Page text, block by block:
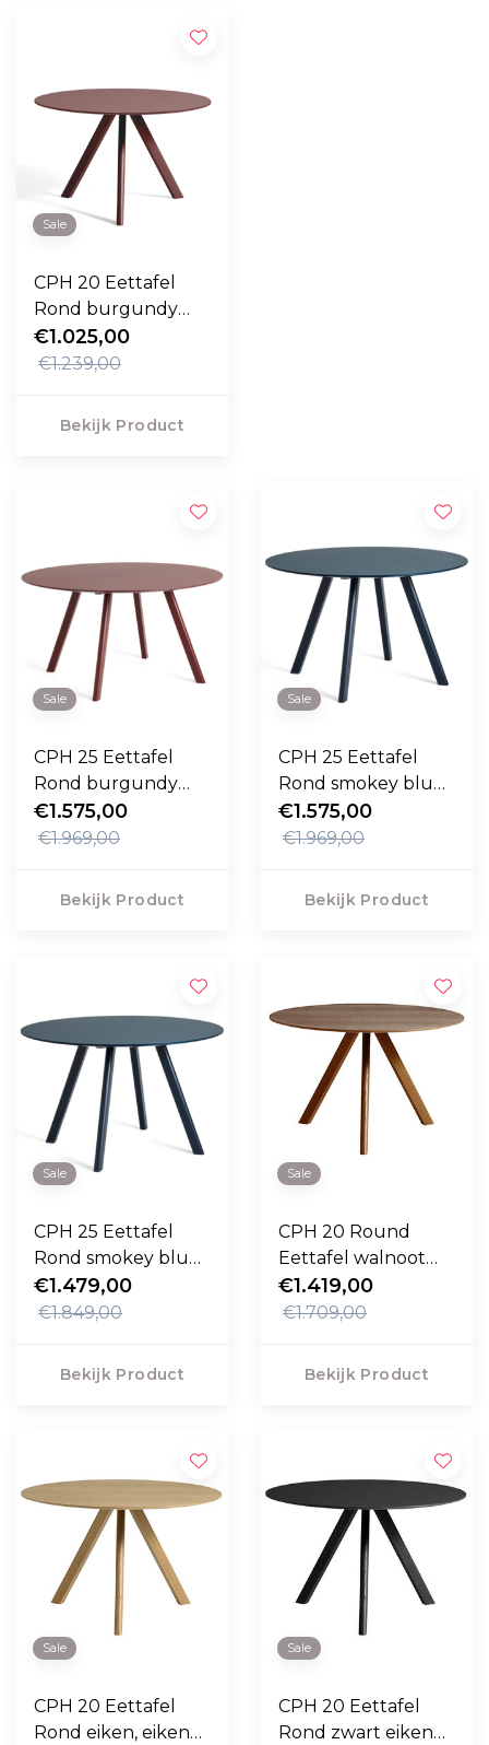
Sale
CPH 20 Eettafel
Rond burgundy
linoleum 120cm
€1.025,00
€1.239,00
Bekijk Product
Sale
CPH 25 Eettafel
Rond burgundy
linoleum 140cm
€1.575,00
€1.969,00
Bekijk Product
Sale
CPH 25 Eettafel
Rond smokey blue
linoleum 140cm
€1.575,00
€1.969,00
Bekijk Product
Sale
CPH 25 Eettafel
Rond smokey blue
linoleum 120cm
€1.479,00
€1.849,00
Bekijk Product
Sale
CPH 20 Round
Eettafel walnoot
onderstel 120cm
€1.419,00
€1.709,00
Bekijk Product
Sale
CPH 20 Eettafel
Rond eiken, eiken
Sale
CPH 20 Eettafel
Rond zwart eiken